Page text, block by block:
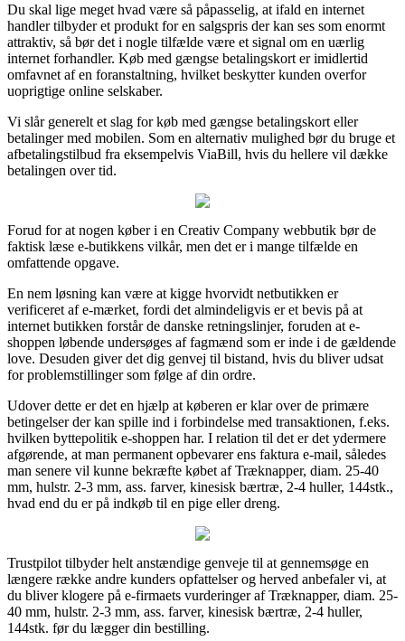
Du skal lige meget hvad være så påpasselig, at ifald en internet
handler tilbyder et produkt for en salgspris der kan ses som enormt
attraktiv, så bør det i nogle tilfælde være et signal om en uærlig
internet forhandler. Køb med gængse betalingskort er imidlertid
omfavnet af en foranstaltning, hvilket beskytter kunden overfor
uoprigtige online selskaber.
Vi slår generelt et slag for køb med gængse betalingskort eller
betalinger med mobilen. Som en alternativ mulighed bør du bruge et
afbetalingstilbud fra eksempelvis ViaBill, hvis du hellere vil dække
betalingen over tid.
Forud for at nogen køber i en Creativ Company webbutik bør de
faktisk læse e-butikkens vilkår, men det er i mange tilfælde en
omfattende opgave.
En nem løsning kan være at kigge hvorvidt netbutikken er
verificeret af e-mærket, fordi det almindeligvis er et bevis på at
internet butikken forstår de danske retningslinjer, foruden at e-
shoppen løbende undersøges af fagmænd som er inde i de gældende
love. Desuden giver det dig genvej til bistand, hvis du bliver udsat
for problemstillinger som følge af din ordre.
Udover dette er det en hjælp at køberen er klar over de primære
betingelser der kan spille ind i forbindelse med transaktionen, f.eks.
hvilken byttepolitik e-shoppen har. I relation til det er det ydermere
afgørende, at man permanent opbevarer ens faktura e-mail, således
man senere vil kunne bekræfte købet af Træknapper, diam. 25-40
mm, hulstr. 2-3 mm, ass. farver, kinesisk bærtræ, 2-4 huller, 144stk.,
hvad end du er på indkøb til en pige eller dreng.
Trustpilot tilbyder helt anstændige genveje til at gennemsøge en
længere række andre kunders opfattelser og herved anbefaler vi, at
du bliver klogere på e-firmaets vurderinger af Træknapper, diam. 25-
40 mm, hulstr. 2-3 mm, ass. farver, kinesisk bærtræ, 2-4 huller,
144stk. før du lægger din bestilling.